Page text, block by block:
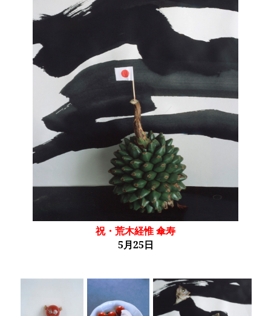
祝・荒木経惟 傘寿
5月25日